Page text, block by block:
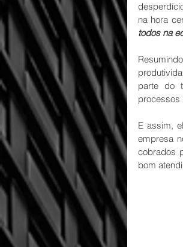
na hora
todos na
parte do
processos
E assim,
empresa
cobrados
bom